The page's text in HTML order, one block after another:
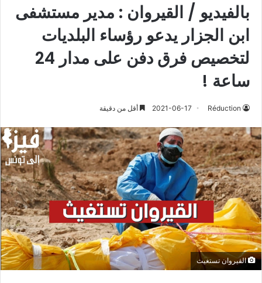
بالفيديو / القيروان : مدير مستشفى
ابن الجزار يدعو رؤساء البلديات
لتخصيص فرق دفن على مدار 24
ساعة !
Réduction
2021-06-17 أقل من دقيقة
القيروان تستغيث